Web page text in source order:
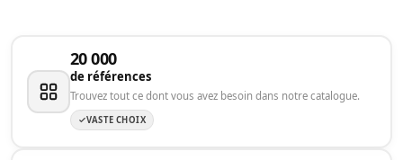
20 000
de références
Trouvez tout ce dont vous avez besoin dans notre catalogue.
VASTE CHOIX